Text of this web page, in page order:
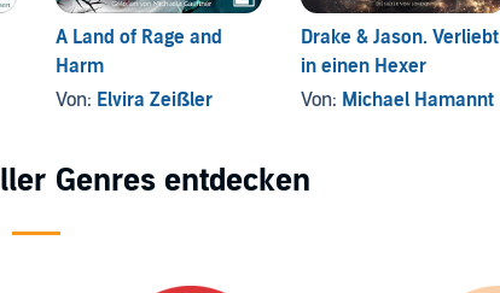
A Land of Rage and
Harm
Von: Elvira Zeißler
Drake & Jason. Verliebt
in einen Hexer
Von: Michael Hamannt
Genres entdecken